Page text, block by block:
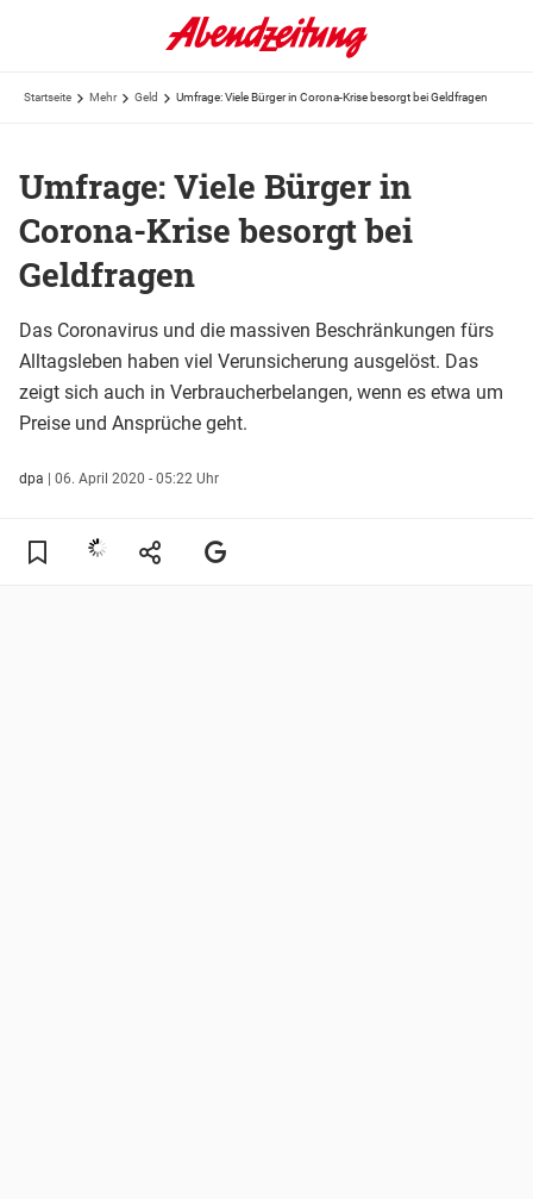
Startseite Mehr Geld Umfrage: Viele Bürger in Corona-Krise besorgt bei Geldfragen
Umfrage: Viele Bürger in
Corona-Krise besorgt bei
Geldfragen
Das Coronavirus und die massiven Beschränkungen fürs
Alltagsleben haben viel Verunsicherung ausgelöst. Das
zeigt sich auch in Verbraucherbelangen, wenn es etwa um
Preise und Ansprüche geht.
dpa | 06. April 2020 - 05:22 Uhr